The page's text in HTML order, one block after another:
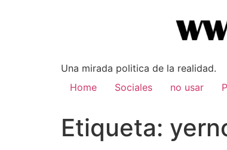
Una mirada poli­tica de la realidad.
Home
Sociales no usar
Etiqueta: